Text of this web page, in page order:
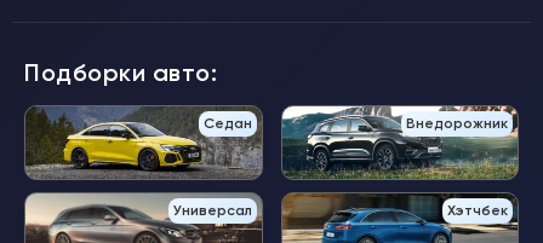
Подборки авто:
Седан Внедорожник
Универсал Хэтчбек